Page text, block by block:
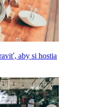
aby si hostia